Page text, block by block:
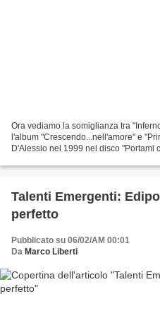
Ora vediamo la somiglianza tra
l'album "Crescendo...nell'amore" e
D'Alessio nel 1999 nel disco "Portami
Talenti Emergenti:
perfetto
Pubblicato su 06/02/AM 00:01
Da Marco Liberti